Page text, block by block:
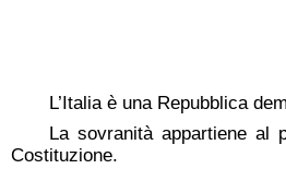
L’Italia è una Repubblica
La sovranità appartiene al
Costituzione.